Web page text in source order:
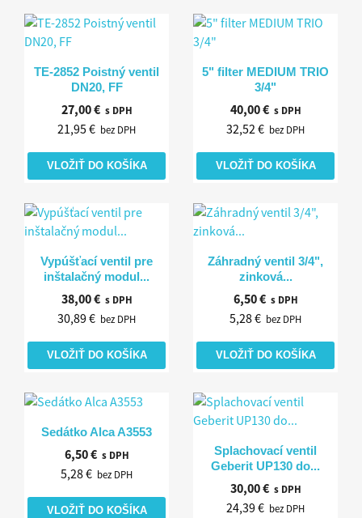
Rýchly náhľad
TE-2852 Poistný ventil
DN20, FF
27,00 € s DPH
21,95 € bez DPH
VLOŽIŤ DO KOŠÍKA
Rýchly náhľad
5" filter MEDIUM TRIO
3/4"
40,00 € s DPH
32,52 € bez DPH
VLOŽIŤ DO KOŠÍKA
Rýchly náhľad
Vypúšťací ventil pre
inštalačný modul...
38,00 € s DPH
30,89 € bez DPH
VLOŽIŤ DO KOŠÍKA
Rýchly náhľad
Záhradný ventil 3/4",
zinková...
6,50 € s DPH
5,28 € bez DPH
VLOŽIŤ DO KOŠÍKA
Rýchly náhľad
Sedátko Alca A3553
6,50 € s DPH
5,28 € bez DPH
VLOŽIŤ DO KOŠÍKA
Rýchly náhľad
Splachovací ventil
Geberit UP130 do...
30,00 € s DPH
24,39 € bez DPH